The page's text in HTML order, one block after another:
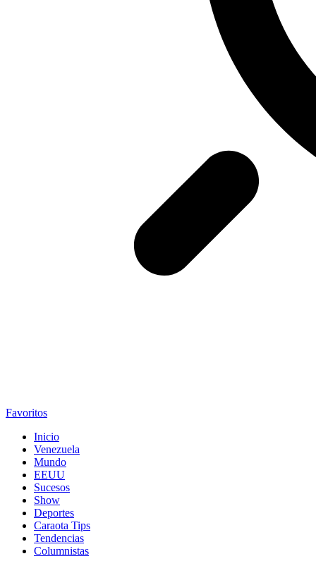
Favoritos
Inicio
Venezuela
Mundo
EEUU
Sucesos
Show
Deportes
Caraota Tips
Tendencias
Columnistas